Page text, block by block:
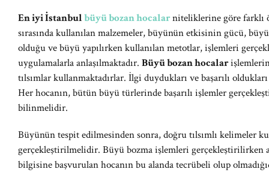
En iyi İstanbulbüyü bozan hocalarniteliklerine göre farklı
sırasında kullanılan malzemeler, büyünün etkisinin gücü,
olduğu ve büyü yapılırken kullanılan metotlar, işlemleri
uygulamalarla anlaşılmaktadır. Büyü bozan hocalar
tılsımlar kullanmaktadırlar. İlgi duydukları ve başarılı
Her hocanın, bütün büyü türlerinde başarılı işlemler
bilinmelidir.
Büyünün tespit edilmesinden sonra, doğru tılsımlı kelimeler
gerçekleştirilmelidir. Büyü bozma işlemleri gerçekleştirilirken
bilgisine başvurulan hocanın bu alanda tecrübeli olup